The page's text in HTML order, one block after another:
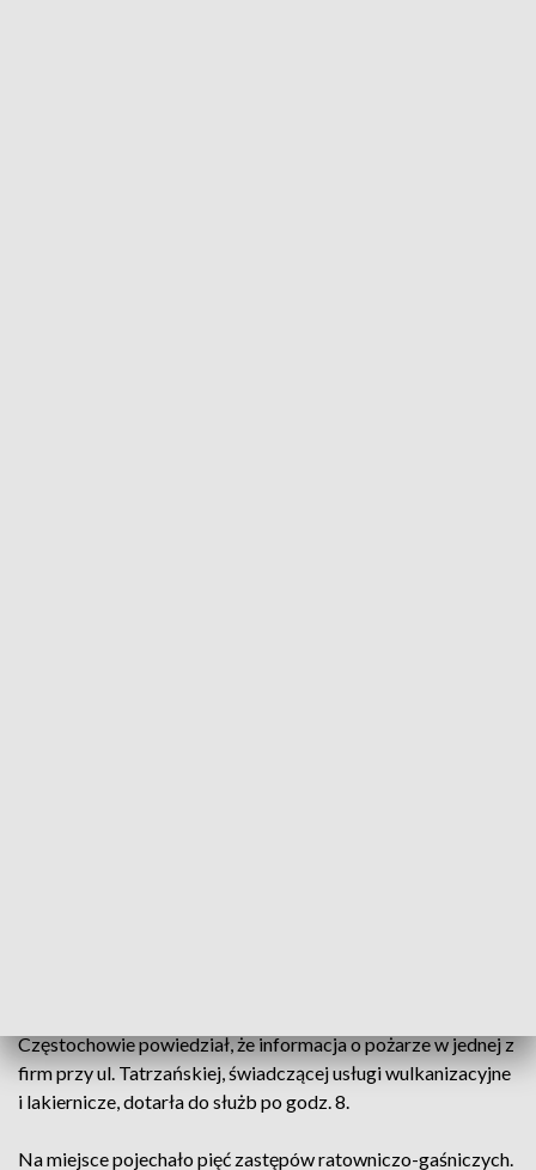
Częstochowie powiedział, że informacja o pożarze w jednej z
firm przy ul. Tatrzańskiej, świadczącej usługi wulkanizacyjne
i lakiernicze, dotarła do służb po godz. 8.
Na miejsce pojechało pięć zastępów ratowniczo-gaśniczych.